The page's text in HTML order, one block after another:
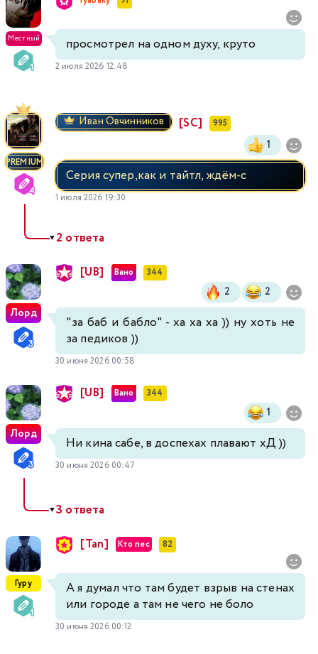
Местный просмотрел на одном духу, круто
2 июля 2026 12:48
PREMIUM
Иван Овчинников [SC] 995
1
Серия супер,как и тайтл, ждём-с
1 июля 2026 19:30
▼2 ответа
Лорд
[UB] Вано 344
2 2
"за баб и бабло" - ха ха ха )) ну хоть не
за педиков ))
30 июня 2026 00:58
Лорд
[UB] Вано 344
1
Ни кина сабе, в доспехах плавают хД ))
30 июня 2026 00:47
▼3 ответа
Гуру
[Tan] Кто пес 82
А я думал что там будет взрыв на стенах
или городе а там не чего не боло
30 июня 2026 00:12